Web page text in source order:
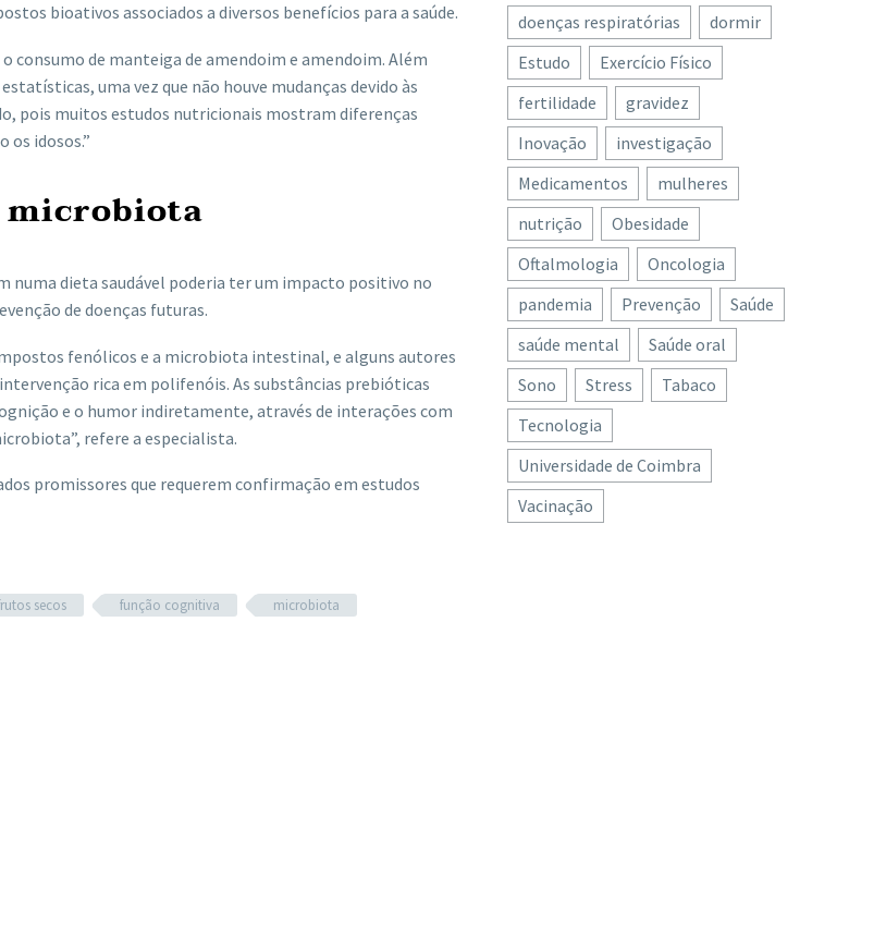
bioativos associados a diversos benefícios para a saúde.
de manteiga de amendoim e amendoim. Além
uma vez que não houve mudanças devido às
pois muitos estudos nutricionais mostram diferenças
os idosos.”
microbiota
numa dieta saudável poderia ter um impacto positivo no
de doenças futuras.
fenólicos e a microbiota intestinal, e alguns autores
rica em polifenóis. As substâncias prebióticas
e o humor indiretamente, através de interações com
refere a especialista.
promissores que requerem confirmação em estudos
secos função cognitiva
microbiota
doenças respiratórias
dormir
Estudo
Exercício Físico
fertilidade
gravidez
Inovação
investigação
Medicamentos
mulheres
nutrição
Obesidade
Oftalmologia
Oncologia
pandemia
Prevenção
Saúde
saúde mental
Saúde oral
Sono
Stress
Tabaco
Tecnologia
Universidade de Coimbra
Vacinação